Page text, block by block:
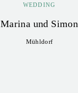
WEDDING
Marina und Simon
Mühldorf